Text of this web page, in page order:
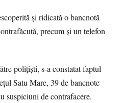
și ridicată o bancnotă
precum și un telefon
polițiști, s-a constatat faptul
Satu Mare, 39 de bancnote
suspiciuni de contrafacere.